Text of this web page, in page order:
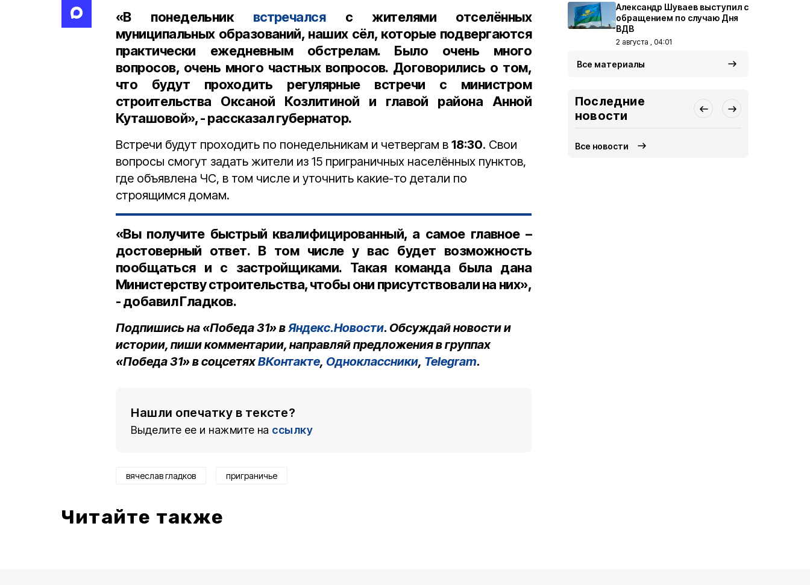
«В понедельник встречалсяс жителями отселённых
муниципальных образований, наших сёл, которые подвергаются
практически ежедневным обстрелам. Было очень много
вопросов, очень много частных вопросов. Договорились о том,
что будут проходить регулярные встречи с министром
строительства Оксаной Козлитиной и главой района Анной
Куташовой», - рассказал губернатор.
Встречи будут проходить по понедельникам и четвергам в 18:30. Свои
вопросы смогут задать жители из 15 приграничных населённых пунктов,
где объявлена ЧС, в том числе и уточнить какие-то детали по
строящимся домам.
«Вы получите быстрый квалифицированный, а самое главное –
достоверный ответ. В том числе у вас будет возможность
пообщаться и с застройщиками. Такая команда была дана
Министерству строительства, чтобы они присутствовали на них»,
- добавил Гладков.
Подпишись на «Победа 31» вЯндекс.Новости. Обсуждай новости и
истории, пиши комментарии, направляй предложения в группах
«Победа 31» в соцсетяхВКонтакте, Одноклассники, Telegram.
Нашли опечатку в тексте?
Выделите ее и нажмите на ссылку
вячеслав гладков приграничье
Читайте также
Александр Шуваев выступил с
обращением по случаю Дня
ВДВ
2 августа , 04:01
Все материалы
Последние
новости
Все новости